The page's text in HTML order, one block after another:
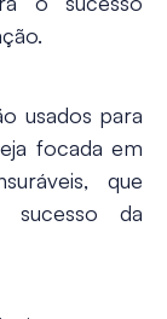
usados para
focada em
que
sucesso da